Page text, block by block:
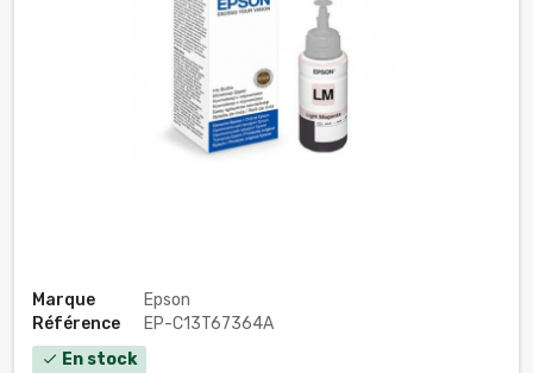
Marque
Epson
Référence
EP-C13T67364A
check En stock